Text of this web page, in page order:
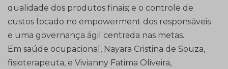
qualidade dos produtos finais; e o controle de
custos focado no empowerment dos responsáveis
e uma governança ágil centrada nas metas.
Em saúde ocupacional, Nayara Cristina de Souza,
fisioterapeuta, e Vivianny Fatima Oliveira,